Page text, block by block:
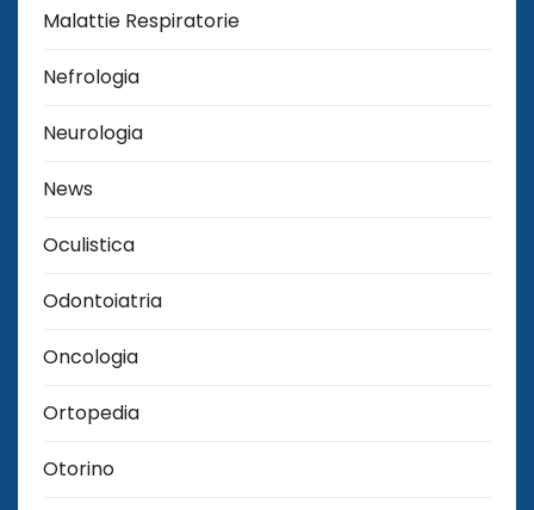
Malattie Respiratorie
Nefrologia
Neurologia
News
Oculistica
Odontoiatria
Oncologia
Ortopedia
Otorino